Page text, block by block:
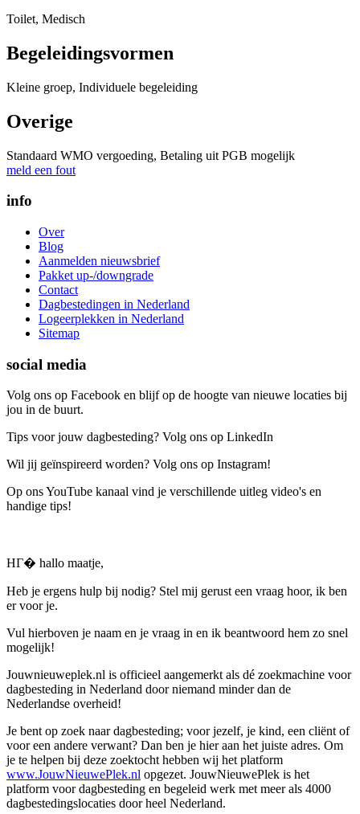
Toilet, Medisch
Begeleidingsvormen
Kleine groep, Individuele begeleiding
Overige
Standaard WMO vergoeding, Betaling uit PGB mogelijk
meld een fout
info
Over
Blog
Aanmelden nieuwsbrief
Pakket up-/downgrade
Contact
Dagbestedingen in Nederland
Logeerplekken in Nederland
Sitemap
social media
Volg ons op Facebook en blijf op de hoogte van nieuwe locaties bij
jou in de buurt.
Tips voor jouw dagbesteding? Volg ons op LinkedIn
Wil jij geïnspireerd worden? Volg ons op Instagram!
Op ons YouTube kanaal vind je verschillende uitleg video's en
handige tips!
HГ� hallo maatje,
Heb je ergens hulp bij nodig? Stel mij gerust een vraag hoor, ik ben
er voor je.
Vul hierboven je naam en je vraag in en ik beantwoord hem zo snel
mogelijk!
Jouwnieuweplek.nl is officieel aangemerkt als dé zoekmachine voor
dagbesteding in Nederland door niemand minder dan de
Nederlandse overheid!
Je bent op zoek naar dagbesteding; voor jezelf, je kind, een cliënt of
voor een andere verwant? Dan ben je hier aan het juiste adres. Om
je te helpen bij deze zoektocht hebben wij het platform
www.JouwNieuwePlek.nl opgezet. JouwNieuwePlek is het
platform voor dagbesteding en begeleid werk met meer als 4000
dagbestedingslocaties door heel Nederland.